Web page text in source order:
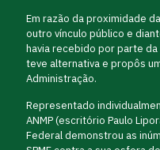
Em razão da proximidade
outro vínculo público e
havia recebido por parte da
teve alternativa e propôs
Administração.
Representado
ANMP (escritório Paulo
Federal demonstrou as